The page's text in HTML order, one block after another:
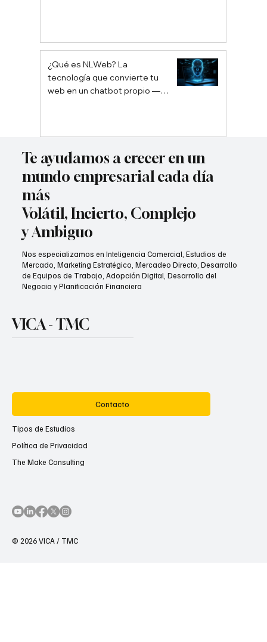
¿Qué es NLWeb? La
tecnología que convierte tu
web en un chatbot propio —
Te ayudamos a crecer en un
mundo empresarial cada día
más
Volátil, Incierto, Complejo
y Ambiguo
Nos especializamos en Inteligencia Comercial, Estudios de
Mercado, Marketing Estratégico, Mercadeo Directo, Desarrollo
de Equipos de Trabajo, Adopción Digital, Desarrollo del
Negocio y Planificación Financiera
VICA - TMC
Contacto
Tipos de Estudios
Política de Privacidad
The Make Consulting
© 2026 VICA / TMC